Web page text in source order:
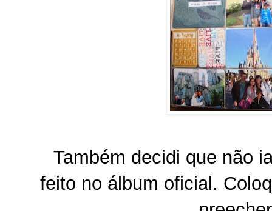
Também decidi que não
feito no álbum oficial.